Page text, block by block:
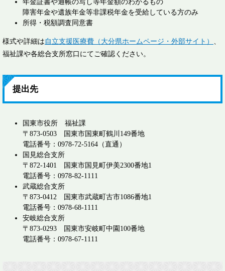
年金証書や通帳の写し等年金額のわかるもの
障害年金や遺族年金等非課税年金を受給している方のみ
所得・税額調査同意書
様式や詳細は 自立支援医療費（大分県ホームページ・外部サイト） 、
福祉課や各総合支所窓口にてご確認ください。
提出先
国東市役所 福祉課
〒873-0503 国東市国東町鶴川149番地
電話番号：0978-72-5164（直通）
国見総合支所
〒872-1401 国東市国見町伊美2300番地1
電話番号：0978-82-1111
武蔵総合支所
〒873-0412 国東市武蔵町古市1086番地1
電話番号：0978-68-1111
安岐総合支所
〒873-0293 国東市安岐町中園100番地
電話番号：0978-67-1111